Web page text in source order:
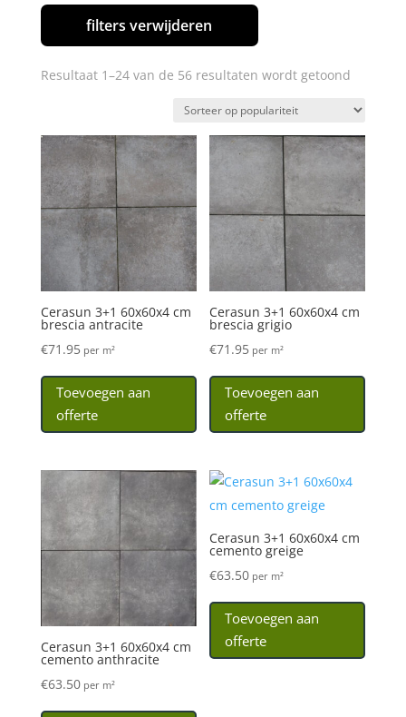
filters verwijderen
Resultaat 1–24 van de 56 resultaten wordt getoond
Cerasun 3+1 60x60x4 cm
brescia antracite
€71.95per m²
Toevoegen aan
offerte
Cerasun 3+1 60x60x4 cm
brescia grigio
€71.95 per m²
Toevoegen aan
offerte
Cerasun 3+1 60x60x4 cm
cemento anthracite
€63.50per m²
Cerasun 3+1 60x60x4 cm
cemento greige
€63.50 per m²
Toevoegen aan
offerte